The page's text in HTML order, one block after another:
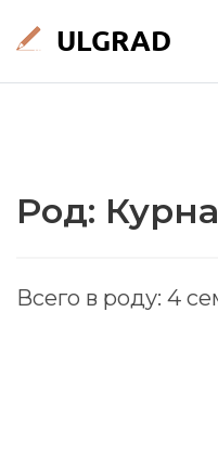
Род:
Всего в роду: 4